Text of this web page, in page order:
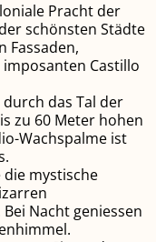
Pracht der
schönsten Städte
Fassaden,
Castillo
das Tal der
zu 60 Meter hohen
Wachspalme ist
die mystische
Nacht geniessen